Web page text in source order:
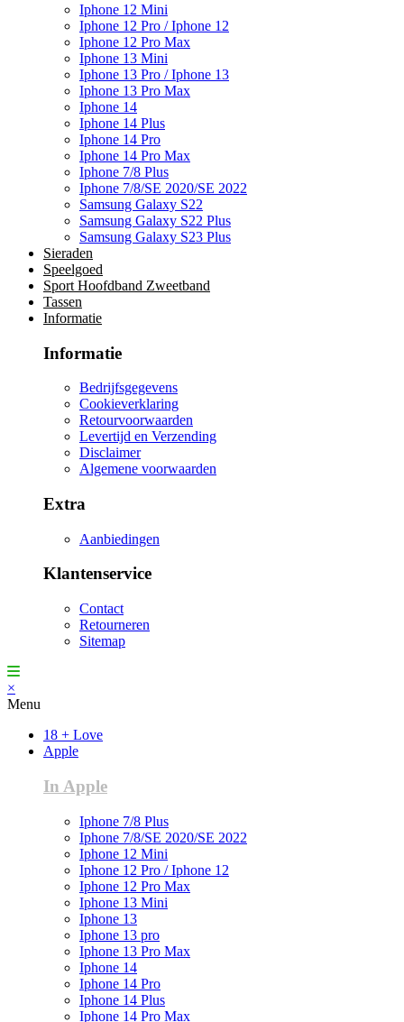
Iphone 12 Mini
Iphone 12 Pro / Iphone 12
Iphone 12 Pro Max
Iphone 13 Mini
Iphone 13 Pro / Iphone 13
Iphone 13 Pro Max
Iphone 14
Iphone 14 Plus
Iphone 14 Pro
Iphone 14 Pro Max
Iphone 7/8 Plus
Iphone 7/8/SE 2020/SE 2022
Samsung Galaxy S22
Samsung Galaxy S22 Plus
Samsung Galaxy S23 Plus
Sieraden
Speelgoed
Sport Hoofdband Zweetband
Tassen
Informatie
Informatie
Bedrijfsgegevens
Cookieverklaring
Retourvoorwaarden
Levertijd en Verzending
Disclaimer
Algemene voorwaarden
Extra
Aanbiedingen
Klantenservice
Contact
Retourneren
Sitemap
×
Menu
18 + Love
Apple
In Apple
Iphone 7/8 Plus
Iphone 7/8/SE 2020/SE 2022
Iphone 12 Mini
Iphone 12 Pro / Iphone 12
Iphone 12 Pro Max
Iphone 13 Mini
Iphone 13
Iphone 13 pro
Iphone 13 Pro Max
Iphone 14
Iphone 14 Pro
Iphone 14 Plus
Iphone 14 Pro Max